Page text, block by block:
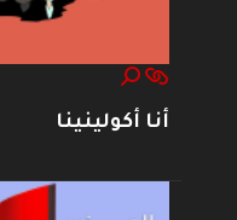
أنا أكولينينا